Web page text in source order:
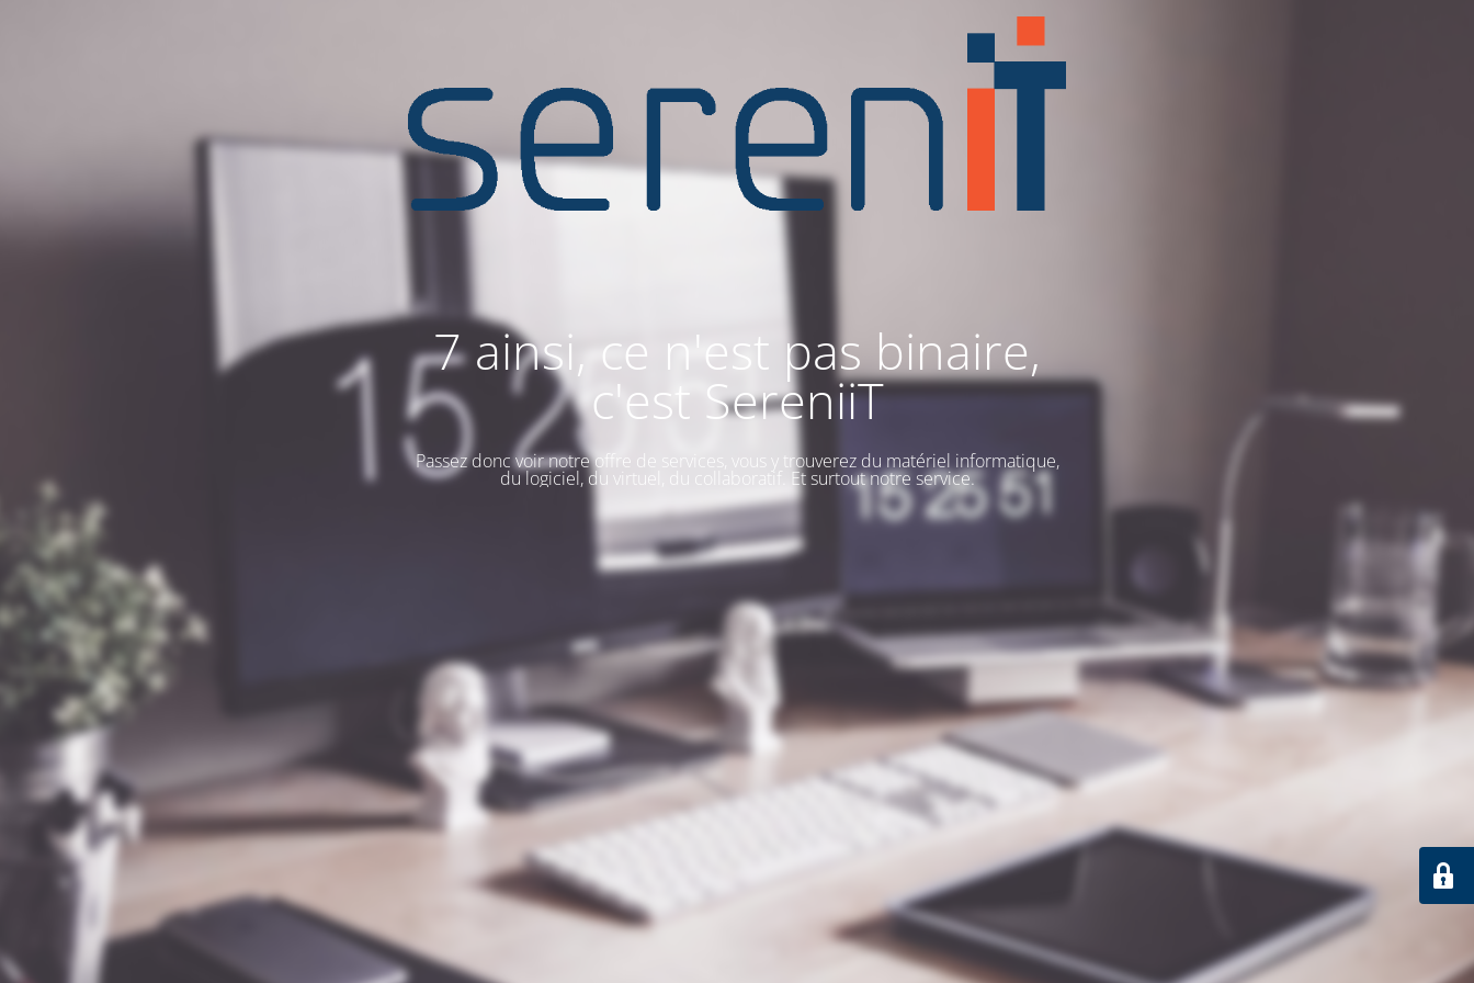
7 ainsi, ce n'est pas binaire,
c'est SereniiT
Passez donc voir notre offre de services, vous y trouverez du matériel informatique,
du logiciel, du virtuel, du collaboratif. Et surtout notre service.